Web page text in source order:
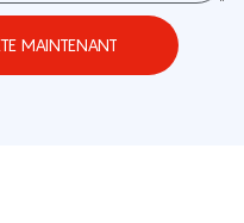
MAINTENANT